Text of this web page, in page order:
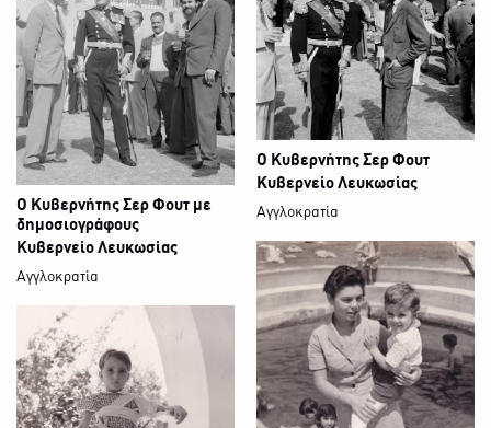
Ο Κυβερνήτης Σερ Φουτ
Κυβερνείο Λευκωσίας
Αγγλοκρατία
Ο Κυβερνήτης Σερ Φουτ με
δημοσιογράφους
Κυβερνείο Λευκωσίας
Αγγλοκρατία